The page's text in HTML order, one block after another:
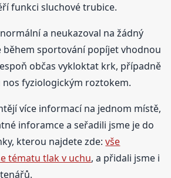
funkci sluchové trubice.
a neukazoval na žádný
během sportování popíjet vhodnou
občas vykloktat krk, případně
fyziologickým roztokem.
více informací na jednom místě,
inforamce a seřadili jsme je do
kterou najdete zde:vše
tématu tlak v uchu, a přidali jsme i